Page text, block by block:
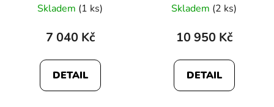
Skladem (1 ks)
7 040 Kč
DETAIL
Skladem (2 ks)
10 950 Kč
DETAIL